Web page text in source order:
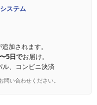
ステム
追加されます。
5日でお届け。
ル、コンビニ決済
問い合わせください。